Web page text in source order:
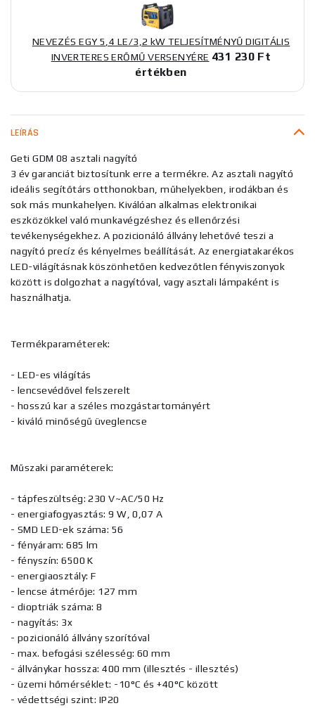
NEVEZÉS EGY 5,4 LE/3,2 kW TELJESÍTMÉNYŰ DIGITÁLIS
INVERTERES ERŐMŰ VERSENYÉRE 431 230 Ft
értékben
LEÍRÁS
Geti GDM 08 asztali nagyító
3 év garanciát biztosítunk erre a termékre. Az asztali nagyító
ideális segítőtárs otthonokban, műhelyekben, irodákban és
sok más munkahelyen. Kiválóan alkalmas elektronikai
eszközökkel való munkavégzéshez és ellenőrzési
tevékenységekhez. A pozicionáló állvány lehetővé teszi a
nagyító precíz és kényelmes beállítását. Az energiatakarékos
LED-világításnak köszönhetően kedvezőtlen fényviszonyok
között is dolgozhat a nagyítóval, vagy asztali lámpaként is
használhatja.
Termékparaméterek:
- LED-es világítás
- lencsevédővel felszerelt
- hosszú kar a széles mozgástartományért
- kiváló minőségű üveglencse
Műszaki paraméterek:
- tápfeszültség: 230 V~AC/50 Hz
- energiafogyasztás: 9 W, 0,07 A
- SMD LED-ek száma: 56
- fényáram: 685 lm
- fényszín: 6500 K
- energiaosztály: F
- lencse átmérője: 127 mm
- dioptriák száma: 8
- nagyítás: 3x
- pozicionáló állvány szorítóval
- max. befogási szélesség: 60 mm
- állványkar hossza: 400 mm (illesztés - illesztés)
- üzemi hőmérséklet: -10°C és +40°C között
- védettségi szint: IP20